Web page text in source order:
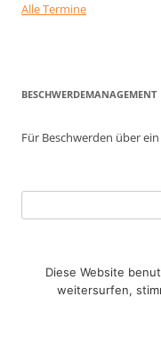
Alle Termine
BESCHWERDEMANAGEMENT
Für Beschwerden über
nach:
Diese Website
weitersurfen,